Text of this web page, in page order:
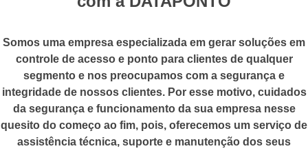
Somos uma empresa especializada em gerar soluções em
controle de acesso e ponto para clientes de qualquer
segmento e nos preocupamos com a segurança e
integridade de nossos clientes. Por esse motivo, cuidados
da segurança e funcionamento da sua empresa nesse
quesito do começo ao fim, pois, oferecemos um serviço de
assistência técnica, suporte e manutenção dos seus